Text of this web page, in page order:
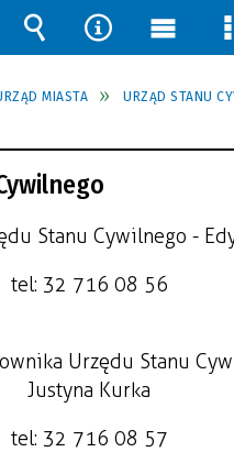
MIASTA URZĄD STANU
Stanu Cywilnego -
tel: 32 716 08 56
Urzędu Stanu
Justyna Kurka
tel: 32 716 08 57
Wyszukiwarka
Narzędzia
Menu